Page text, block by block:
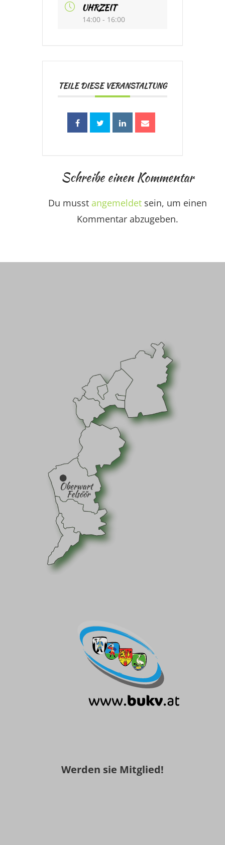
UHRZEIT
14:00 - 16:00
TEILE DIESE VERANSTALTUNG
Schreibe einen Kommentar
Du musst angemeldet sein, um einen
Kommentar abzugeben.
Werden sie Mitglied!